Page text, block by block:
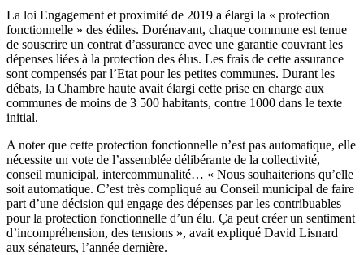
La loi Engagement et proximité de 2019 a élargi la « protection
fonctionnelle » des édiles. Dorénavant, chaque commune est tenue
de souscrire un contrat d’assurance avec une garantie couvrant les
dépenses liées à la protection des élus. Les frais de cette assurance
sont compensés par l’Etat pour les petites communes. Durant les
débats, la Chambre haute avait élargi cette prise en charge aux
communes de moins de 3 500 habitants, contre 1000 dans le texte
initial.
A noter que cette protection fonctionnelle n’est pas automatique, elle
nécessite un vote de l’assemblée délibérante de la collectivité,
conseil municipal, intercommunalité… « Nous souhaiterions qu’elle
soit automatique. C’est très compliqué au Conseil municipal de faire
part d’une décision qui engage des dépenses par les contribuables
pour la protection fonctionnelle d’un élu. Ça peut créer un sentiment
d’incompréhension, des tensions », avait expliqué David Lisnard
aux sénateurs, l’année dernière.